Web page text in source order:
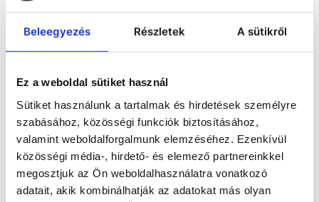
Beleegyezés Részletek A sütikről
Ez a weboldal sütiket használ
Sütiket használunk a tartalmak és hirdetések személyre
szabásához, közösségi funkciók biztosításához,
valamint weboldalforgalmunk elemzéséhez. Ezenkívül
közösségi média-, hirdető- és elemező partnereinkkel
megosztjuk az Ön weboldalhasználatra vonatkozó
adatait, akik kombinálhatják az adatokat más olyan
ACCESSORIES FOR
KBF-S CONSTANT
No product defined.